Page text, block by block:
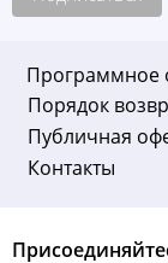
Программное
Порядок
Публичная
Контакты